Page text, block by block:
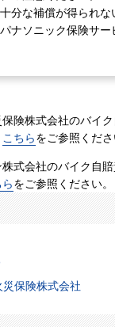
分な補償が得られな
ナソニック保険サー
険株式会社のバイ
こちらをご参照くださ
式会社のバイク自
をご参照ください。
保険株式会社